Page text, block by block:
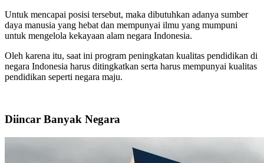
Untuk mencapai posisi tersebut, maka dibutuhkan adanya sumber
daya manusia yang hebat dan mempunyai ilmu yang mumpuni
untuk mengelola kekayaan alam negara Indonesia.
Oleh karena itu, saat ini program peningkatan kualitas pendidikan di
negara Indonesia harus ditingkatkan serta harus mempunyai kualitas
pendidikan seperti negara maju.
Diincar Banyak Negara